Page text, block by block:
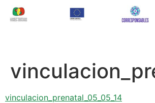
vinculacion_prenatal_05_05_14